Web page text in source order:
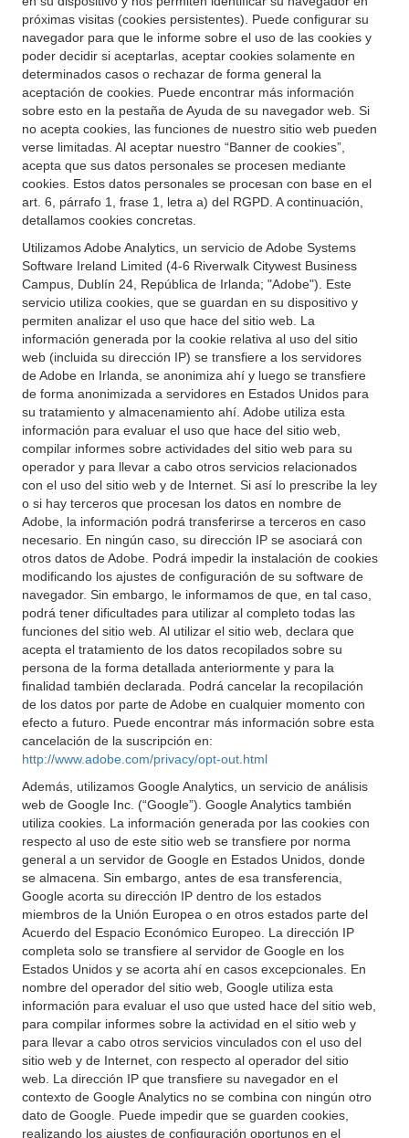
próximas visitas (cookies persistentes). Puede configurar su
navegador para que le informe sobre el uso de las cookies y
poder decidir si aceptarlas, aceptar cookies solamente en
determinados casos o rechazar de forma general la
aceptación de cookies. Puede encontrar más información
sobre esto en la pestaña de Ayuda de su navegador web. Si
no acepta cookies, las funciones de nuestro sitio web pueden
verse limitadas. Al aceptar nuestro “Banner de cookies”,
acepta que sus datos personales se procesen mediante
cookies. Estos datos personales se procesan con base en el
art. 6, párrafo 1, frase 1, letra a) del RGPD. A continuación,
detallamos cookies concretas.
Utilizamos Adobe Analytics, un servicio de Adobe Systems
Software Ireland Limited (4-6 Riverwalk Citywest Business
Campus, Dublín 24, República de Irlanda; "Adobe"). Este
servicio utiliza cookies, que se guardan en su dispositivo y
permiten analizar el uso que hace del sitio web. La
información generada por la cookie relativa al uso del sitio
web (incluida su dirección IP) se transfiere a los servidores
de Adobe en Irlanda, se anonimiza ahí y luego se transfiere
de forma anonimizada a servidores en Estados Unidos para
su tratamiento y almacenamiento ahí. Adobe utiliza esta
información para evaluar el uso que hace del sitio web,
compilar informes sobre actividades del sitio web para su
operador y para llevar a cabo otros servicios relacionados
con el uso del sitio web y de Internet. Si así lo prescribe la ley
o si hay terceros que procesan los datos en nombre de
Adobe, la información podrá transferirse a terceros en caso
necesario. En ningún caso, su dirección IP se asociará con
otros datos de Adobe. Podrá impedir la instalación de cookies
modificando los ajustes de configuración de su software de
navegador. Sin embargo, le informamos de que, en tal caso,
podrá tener dificultades para utilizar al completo todas las
funciones del sitio web. Al utilizar el sitio web, declara que
acepta el tratamiento de los datos recopilados sobre su
persona de la forma detallada anteriormente y para la
finalidad también declarada. Podrá cancelar la recopilación
de los datos por parte de Adobe en cualquier momento con
efecto a futuro. Puede encontrar más información sobre esta
cancelación de la suscripción en:
http://www.adobe.com/privacy/opt-out.html
Además, utilizamos Google Analytics, un servicio de análisis
web de Google Inc. (“Google”). Google Analytics también
utiliza cookies. La información generada por las cookies con
respecto al uso de este sitio web se transfiere por norma
general a un servidor de Google en Estados Unidos, donde
se almacena. Sin embargo, antes de esa transferencia,
Google acorta su dirección IP dentro de los estados
miembros de la Unión Europea o en otros estados parte del
Acuerdo del Espacio Económico Europeo. La dirección IP
completa solo se transfiere al servidor de Google en los
Estados Unidos y se acorta ahí en casos excepcionales. En
nombre del operador del sitio web, Google utiliza esta
información para evaluar el uso que usted hace del sitio web,
para compilar informes sobre la actividad en el sitio web y
para llevar a cabo otros servicios vinculados con el uso del
sitio web y de Internet, con respecto al operador del sitio
web. La dirección IP que transfiere su navegador en el
contexto de Google Analytics no se combina con ningún otro
dato de Google. Puede impedir que se guarden cookies,
realizando los ajustes de configuración oportunos en el